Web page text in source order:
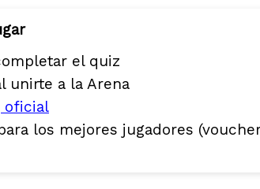
el quiz
unirte a la Arena
oficial
los mejores jugadores